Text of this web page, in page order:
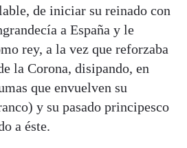
de iniciar su reinado con
a España y le
rey, a la vez que reforzaba
la Corona, disipando, en
que envuelven su
y su pasado principesco
a éste.